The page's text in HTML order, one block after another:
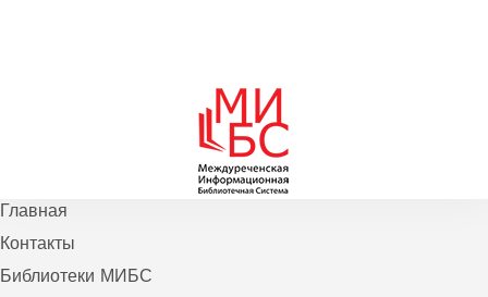
Главная
Контакты
Библиотеки МИБС